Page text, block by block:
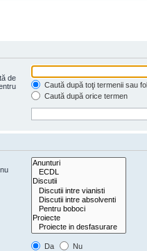
de
Caută după toţi termenii sau
Caută după orice termen
Da
Nu